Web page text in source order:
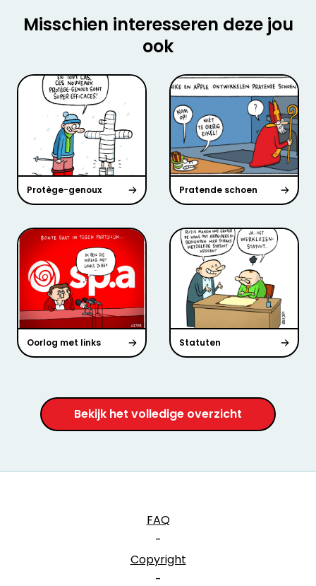
Misschien interesseren deze jou
ook
Protège-genoux Pratende schoen
Oorlog met links Statuten
Bekijk het volledige overzicht
FAQ
-
Copyright
-